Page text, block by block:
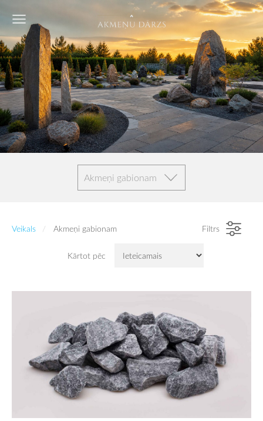
Akmeņi gabionam
Veikals Akmeņi gabionam Filtrs
Kārtot pēc